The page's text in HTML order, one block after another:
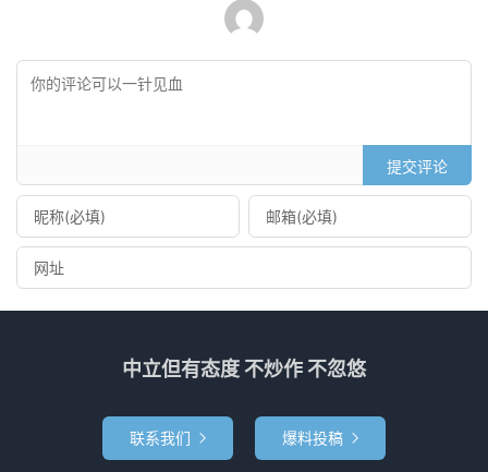
提交评论
中立但有态度 不炒作 不忽悠
联系我们  爆料投稿 